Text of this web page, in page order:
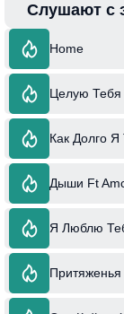
Слушают с
Home
Целую Тебя
Как Долго
Дыши Ft
Я Люблю